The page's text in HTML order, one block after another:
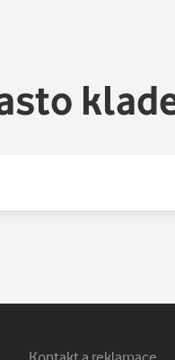
vstanou noví